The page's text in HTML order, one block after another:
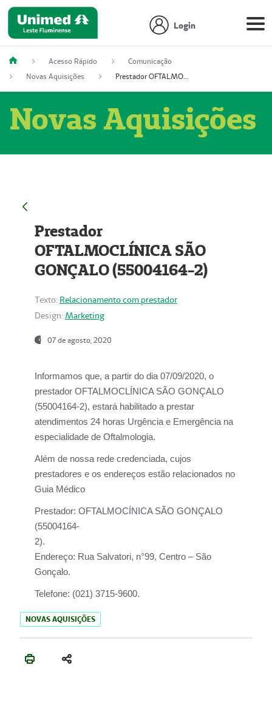
Login
Acesso Rápido
Comunicação
Novas Aquisições
Prestador OFTALMOCLÍNICA SÃO GONÇALO (55004164-2)
Novas Aquisições
Prestador
OFTALMOCLÍNICA SÃO
GONÇALO (55004164-2)
Texto: Relacionamento com prestador
Design: Marketing
07 de agosto, 2020
Informamos que, a partir do dia07/09/2020, o
prestador OFTALMOCLÍNICA SÃO GONÇALO
(55004164-2), estará habilitado a prestar
atendimentos 24 horas Urgência e Emergência na
especialidade de Oftalmologia.
Além de nossa rede credenciada, cujos
prestadores e os endereços estão relacionados no
Guia Médico
Prestador: OFTALMOCÍNICA SÃO GONÇALO
(55004164-
2).
Endereço: Rua Salvatori, n°99, Centro – São
Gonçalo.
Telefone: (021) 3715-9600.
NOVAS AQUISIÇÕES